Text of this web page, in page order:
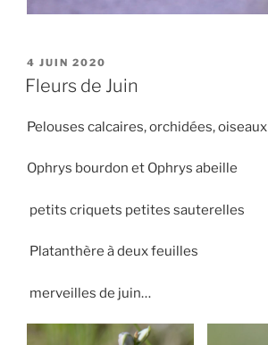
PUBLIÉ
LE
4 JUIN 2020
Fleurs de Juin
Pelouses calcaires, orchidées, oiseaux
Ophrys bourdon et Ophrys abeille
petits criquets petites sauterelles
Platanthère à deux feuilles
merveilles de juin…